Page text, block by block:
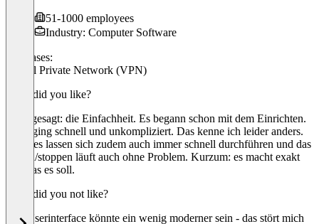
51-1000 employees
Industry: Computer Software
Use cases:
Virtual Private Network (VPN)
What did you like?
Kurz gesagt: die Einfachheit. Es begann schon mit dem Einrichten.
Alles ging schnell und unkompliziert. Das kenne ich leider anders.
Updates lassen sich zudem auch immer schnell durchführen und das
starten/stoppen läuft auch ohne Problem. Kurzum: es macht exakt
das was es soll.
What did you not like?
Das Userinterface könnte ein wenig moderner sein - das stört mich